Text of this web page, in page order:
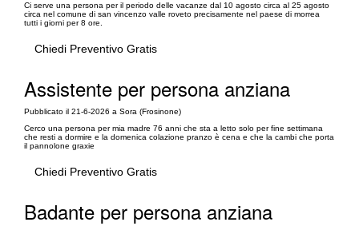
Ci serve una persona per il periodo delle vacanze dal 10 agosto circa al 25 agosto
circa nel comune di san vincenzo valle roveto precisamente nel paese di morrea
tutti i giorni per 8 ore.
Chiedi Preventivo Gratis
Assistente per persona anziana
Pubblicato il 21-6-2026 a Sora (Frosinone)
Cerco una persona per mia madre 76 anni che sta a letto solo per fine settimana
che resti a dormire e la domenica colazione pranzo è cena e che la cambi che porta
il pannolone graxie
Chiedi Preventivo Gratis
Badante per persona anziana